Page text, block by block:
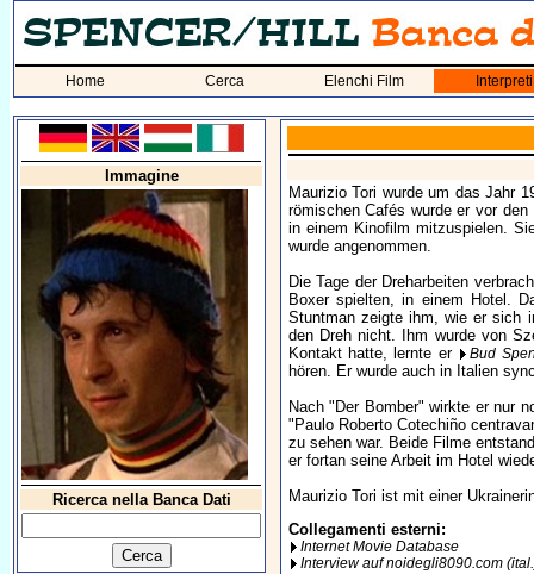
Home Cerca Elenchi Film Interpreti
Immagine
Ricerca nella Banca Dati
Maurizio Tori wurde um das Jahr
römischen Cafés wurde er vor
in einem Kinofilm mitzuspielen.
wurde angenommen.
Die Tage der Dreharbeiten
Boxer spielten, in einem Hotel.
Stuntman zeigte ihm, wie er sich
den Dreh nicht. Ihm wurde von
Kontakt hatte, lernte er
Bud
hören. Er wurde auch in Italien
Nach "Der Bomber" wirkte er nur
"Paulo Roberto Cotechiño
zu sehen war. Beide Filme
er fortan seine Arbeit im Hotel
Maurizio Tori ist mit einer
Collegamenti esterni:
Internet Movie Database
Interview auf noidegli8090.com